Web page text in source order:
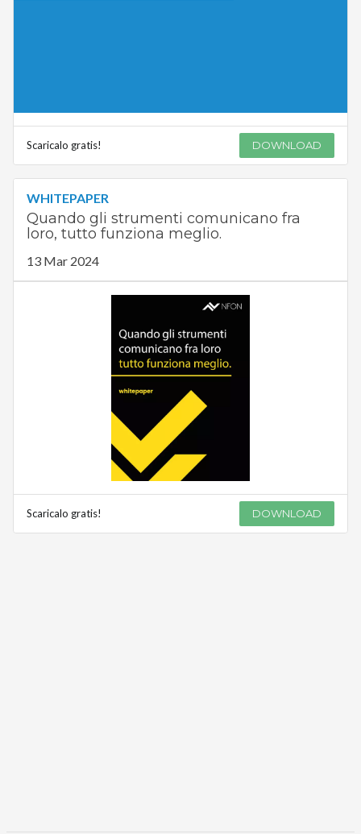
Scaricalo gratis! DOWNLOAD
WHITEPAPER
Quando gli strumenti comunicano fra
loro, tutto funziona meglio.
13 Mar 2024
Scaricalo gratis! DOWNLOAD